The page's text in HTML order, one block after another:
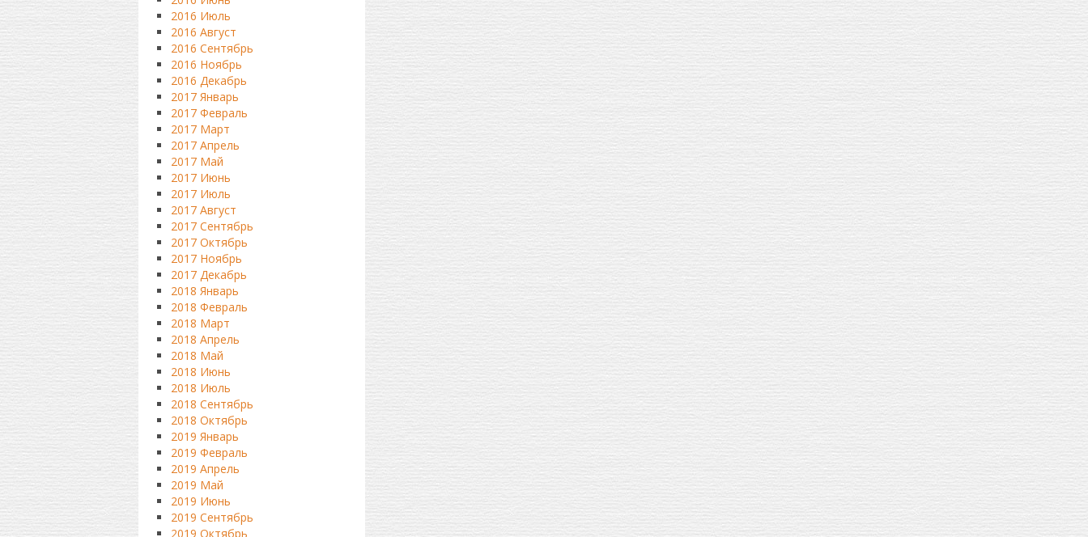
2016 Июль
2016 Август
2016 Сентябрь
2016 Ноябрь
2016 Декабрь
2017 Январь
2017 Февраль
2017 Март
2017 Апрель
2017 Май
2017 Июнь
2017 Июль
2017 Август
2017 Сентябрь
2017 Октябрь
2017 Ноябрь
2017 Декабрь
2018 Январь
2018 Февраль
2018 Март
2018 Апрель
2018 Май
2018 Июнь
2018 Июль
2018 Сентябрь
2018 Октябрь
2019 Январь
2019 Февраль
2019 Апрель
2019 Май
2019 Июнь
2019 Сентябрь
2019 Октябрь